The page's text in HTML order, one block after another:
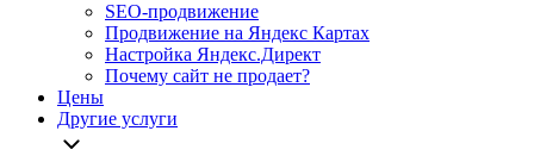
SEO-продвижение
Продвижение на Яндекс Картах
Настройка Яндекс.Директ
Почему сайт не продает?
Цены
Другие услуги